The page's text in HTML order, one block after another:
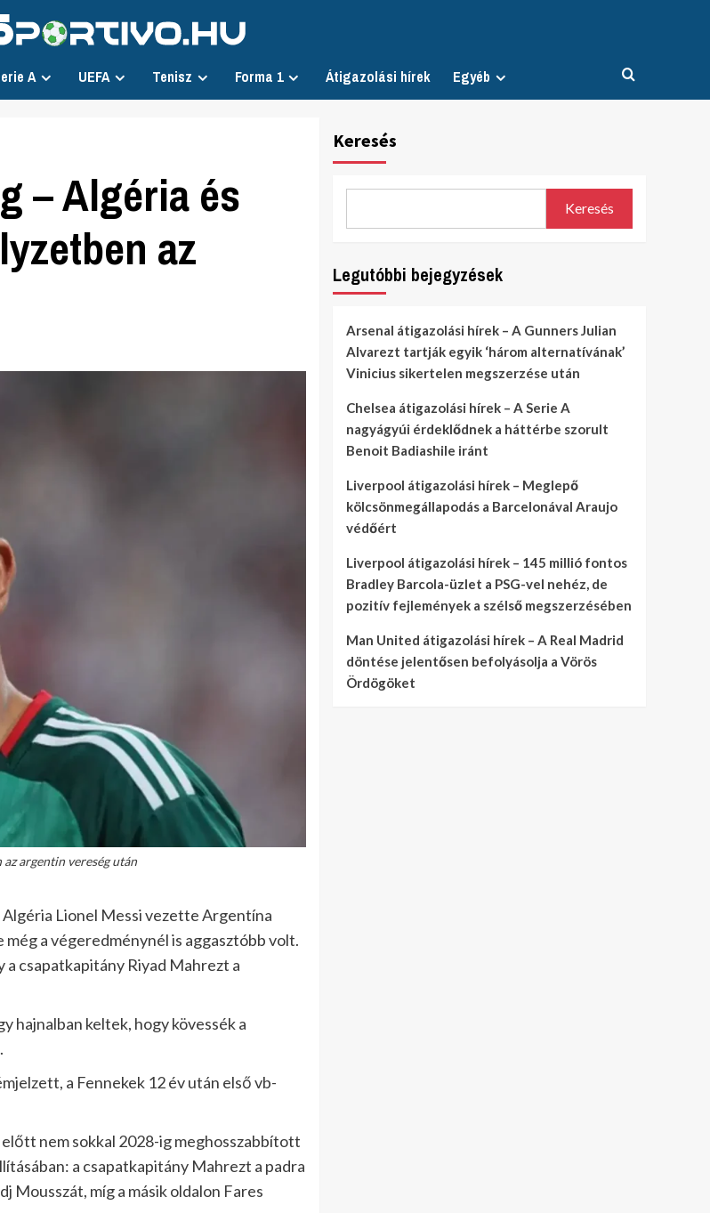
A UEFA Tenisz Forma 1 Átigazolási hírek Egyéb
– Algéria és
az
argentin vereség után
Lionel Messi vezette Argentína
a végeredménynél is aggasztóbb volt.
csapatkapitány Riyad Mahrezt a
hajnalban keltek, hogy kövessék a
a Fennekek 12 év után első vb-
nem sokkal 2028-ig meghosszabbított
a csapatkapitány Mahrezt a padra
míg a másik oldalon Fares
Keresés
Keresés
Legutóbbi bejegyzések
Arsenal átigazolási hírek – A Gunners Julian
Alvarezt tartják egyik ‘három alternatívának’
Vinicius sikertelen megszerzése után
Chelsea átigazolási hírek – A Serie A
nagyágyúi érdeklődnek a háttérbe szorult
Benoit Badiashile iránt
Liverpool átigazolási hírek – Meglepő
kölcsönmegállapodás a Barcelonával Araujo
védőért
Liverpool átigazolási hírek – 145 millió fontos
Bradley Barcola-üzlet a PSG-vel nehéz, de
pozitív fejlemények a szélső megszerzésében
Man United átigazolási hírek – A Real Madrid
döntése jelentősen befolyásolja a Vörös
Ördögöket